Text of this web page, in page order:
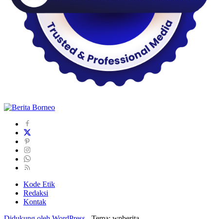
Kode Etik
Redaksi
Kontak